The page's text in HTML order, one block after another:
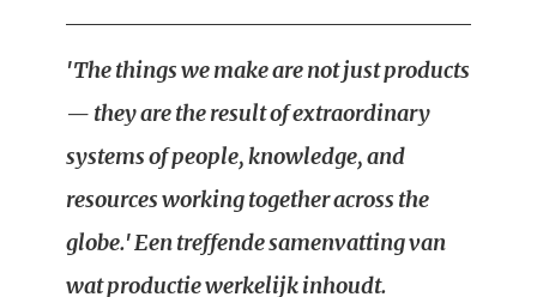
'The things we make are not just products
— they are the result of extraordinary
systems of people, knowledge, and
resources working together across the
globe.' Een treffende samenvatting van
wat productie werkelijk inhoudt.